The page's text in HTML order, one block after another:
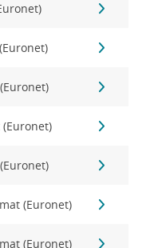
(Euronet)
(Euronet)